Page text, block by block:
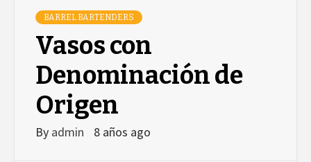
BARREL BARTENDERS
Vasos con
Denominación de
Origen
By admin 8 años ago